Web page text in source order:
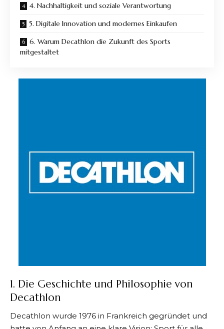
4. Nachhaltigkeit und soziale Verantwortung
5. Digitale Innovation und modernes Einkaufen
6. Warum Decathlon die Zukunft des Sports
mitgestaltet
1. Die Geschichte und Philosophie von
Decathlon
Decathlon wurde 1976 in Frankreich gegründet und